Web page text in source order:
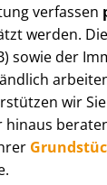
verfassen
werden.
sowie der
wir